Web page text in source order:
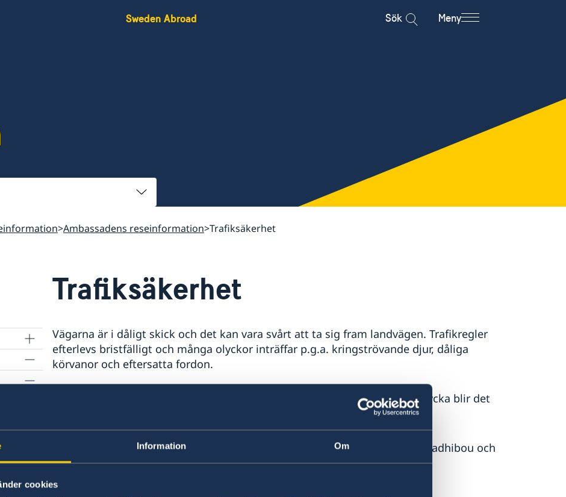
Information Om
cookies
Sweden Abroad Sök Meny
Ambassadens reseinformation Trafiksäkerhet
Trafiksäkerhet
Vägarna är i dåligt skick och det kan vara svårt att ta sig fram landvägen. Trafikregler
efterlevs bristfälligt och många olyckor inträffar p.g.a. kringströvande djur, dåliga
körvanor och eftersatta fordon.
Det är att föredra att vid hyra av bil även hyra in chaufför. I händelse av olycka blir det
Tågförbindelse, i regi av det nationella gruvbolaget SNIM, finns mellan Noadhibou och
Atar (80 km från Choum). Det krävs att man bokar i förväg.